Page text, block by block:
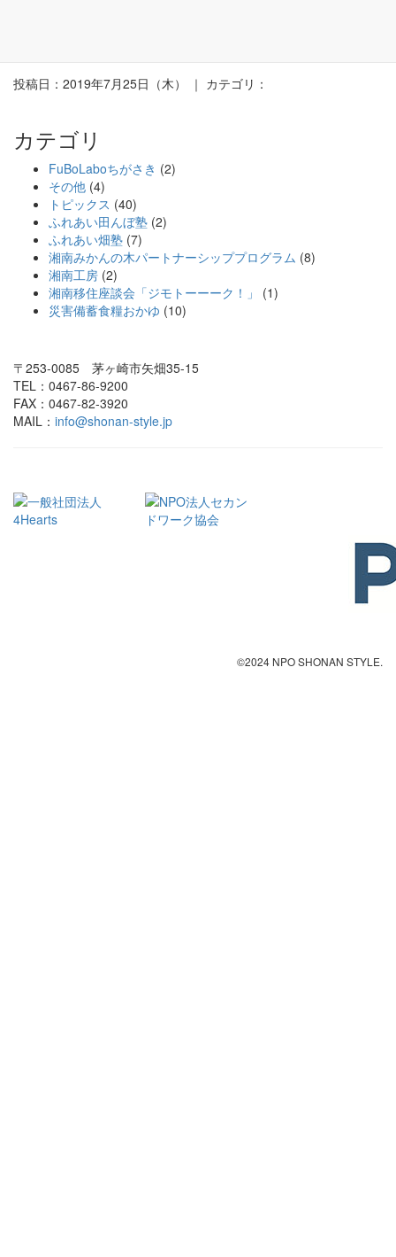
投稿日：2019年7月25日（木） ｜ カテゴリ：
カテゴリ
FuBoLaboちがさき (2)
その他 (4)
トピックス (40)
ふれあい田んぼ塾 (2)
ふれあい畑塾 (7)
湘南みかんの木パートナーシッププログラム (8)
湘南工房 (2)
湘南移住座談会「ジモトーーーク！」
(1)
災害備蓄食糧おかゆ (10)
〒253-0085 茅ヶ崎市矢畑35-15
TEL：0467-86-9200
FAX：0467-82-3920
MAIL： info@shonan-style.jp
©2024 NPO SHONAN STYLE.